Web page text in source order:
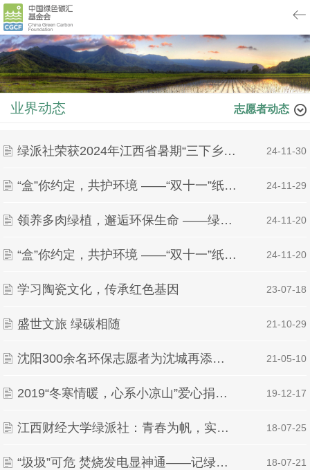
业界动态 志愿者动态
绿派社荣获2024年江西省暑期“三下乡”社会实践活动多项荣誉 | 24-11-30
“盒”你约定，共护环境 ——“双十一”纸箱回收活动圆满结束 | 24-11-29
领养多肉绿植，邂逅环保生命 ——绿派社绿植领养活动 | 24-11-20
“盒”你约定，共护环境 ——“双十一”纸箱回收活动圆满结束 | 24-11-20
学习陶瓷文化，传承红色基因 | 23-07-18
盛世文旅 绿碳相随 | 21-10-29
沈阳300余名环保志愿者为沈城再添新绿 | 21-05-10
2019“冬寒情暖，心系小凉山”爱心捐赠活动 | 19-12-17
江西财经大学绿派社：青春为帆，实践做桨 | 18-07-25
“圾圾”可危 焚烧发电显神通——记绿派社参观南昌泉岭生活垃圾焚烧发电厂 | 18-07-21